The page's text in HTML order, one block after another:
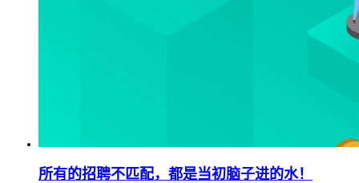
所有的招聘不匹配，都是当初脑子进的水！